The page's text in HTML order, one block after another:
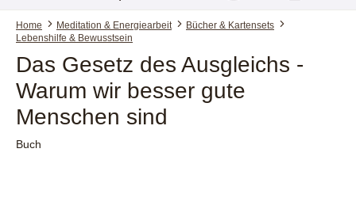
Home Meditation & Energiearbeit
Bücher & Kartensets
Lebenshilfe & Bewusstsein
Das Gesetz des Ausgleichs -
Warum wir besser gute
Menschen sind
Buch